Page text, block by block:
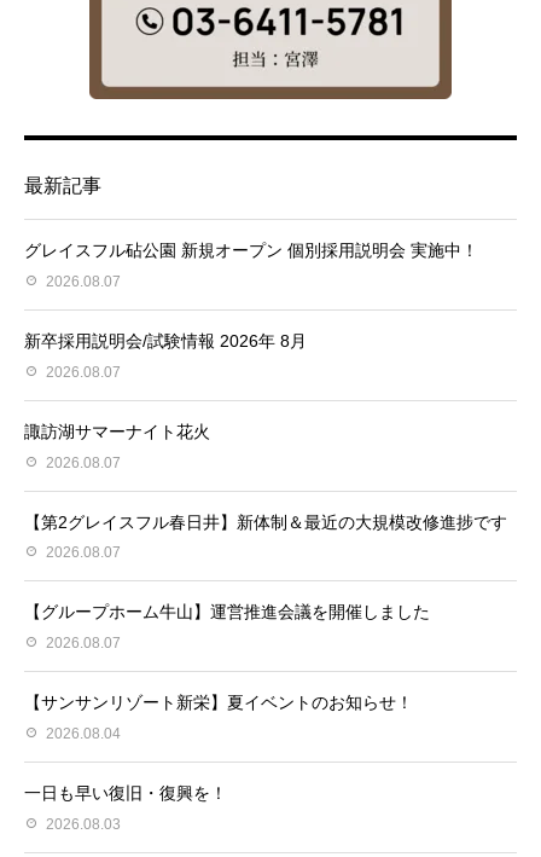
最新記事
グレイスフル砧公園 新規オープン 個別採用説明会 実施中！
2026.08.07
新卒採用説明会/試験情報 2026年 8月
2026.08.07
諏訪湖サマーナイト花火
2026.08.07
【第2グレイスフル春日井】新体制＆最近の大規模改修進捗です
2026.08.07
【グループホーム牛山】運営推進会議を開催しました
2026.08.07
【サンサンリゾート新栄】夏イベントのお知らせ！
2026.08.04
一日も早い復旧・復興を！
2026.08.03